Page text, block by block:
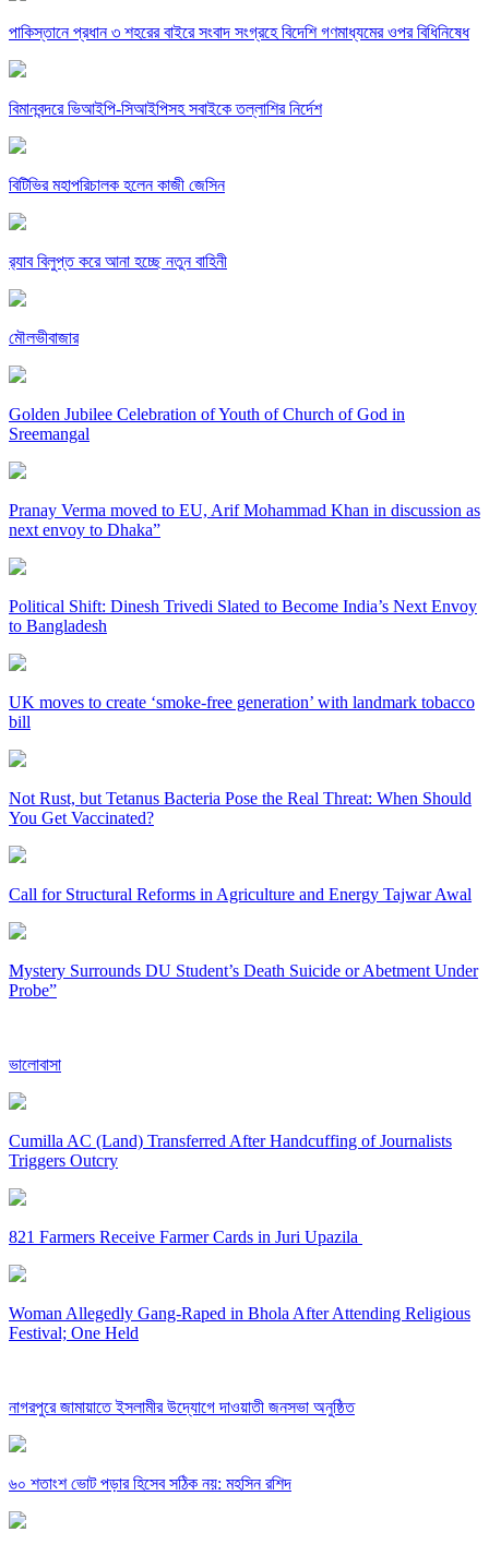
পাকিস্তানে প্রধান ৩ শহরের বাইরে সংবাদ সংগ্রহে বিদেশি গণমাধ্যমের ওপর বিধিনিষেধ
বিমানবন্দরে ভিআইপি-সিআইপিসহ সবাইকে তল্লাশির নির্দেশ
বিটিভির মহাপরিচালক হলেন কাজী জেসিন
র‍্যাব বিলুপ্ত করে আনা হচ্ছে নতুন বাহিনী
মৌলভীবাজার
Golden Jubilee Celebration of Youth of Church of God in
Sreemangal
Pranay Verma moved to EU, Arif Mohammad Khan in discussion as
next envoy to Dhaka”
Political Shift: Dinesh Trivedi Slated to Become India’s Next Envoy
to Bangladesh
UK moves to create ‘smoke-free generation’ with landmark tobacco
bill
Not Rust, but Tetanus Bacteria Pose the Real Threat: When Should
You Get Vaccinated?
Call for Structural Reforms in Agriculture and Energy Tajwar Awal
Mystery Surrounds DU Student’s Death Suicide or Abetment Under
Probe”
ভালোবাসা
Cumilla AC (Land) Transferred After Handcuffing of Journalists
Triggers Outcry
821 Farmers Receive Farmer Cards in Juri Upazila
Woman Allegedly Gang-Raped in Bhola After Attending Religious
Festival; One Held
নাগরপুরে জামায়াতে ইসলামীর উদ্যোগে দাওয়াতী জনসভা অনুষ্ঠিত
৬০ শতাংশ ভোট পড়ার হিসেব সঠিক নয়: মহসিন রশিদ